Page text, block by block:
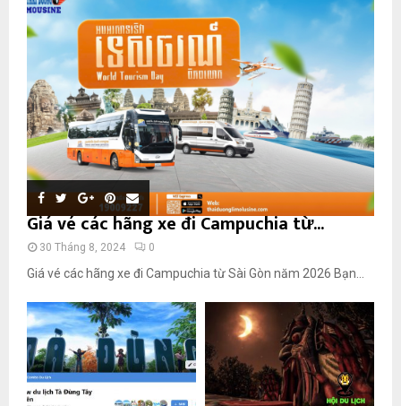
Giá vé các hãng xe đi Campuchia từ...
30 Tháng 8, 2024 0
Giá vé các hãng xe đi Campuchia từ Sài Gòn năm 2026 Bạn...